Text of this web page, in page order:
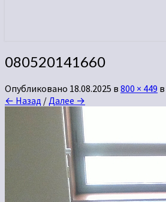
080520141660
Опубликовано 18.08.2025 в 800 × 449 в
← Назад /Далее →